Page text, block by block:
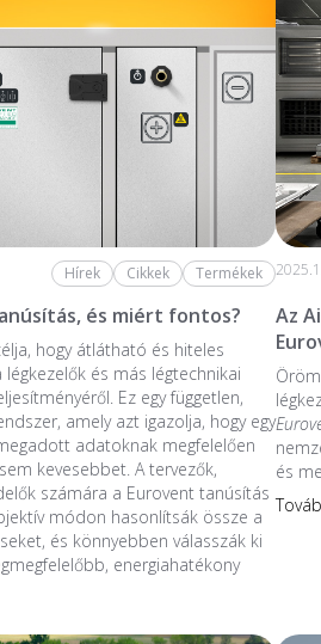
Hírek Cikkek Termékek
és miért fontos?
hogy átlátható és hiteles
és más légtechnikai
Ez egy független,
amely azt igazolja, hogy egy
adatoknak megfelelően
kevesebbet. A tervezők,
számára a Eurovent tanúsítás
módon hasonlítsák össze a
és könnyebben válasszák ki
energiahatékony
Az
és